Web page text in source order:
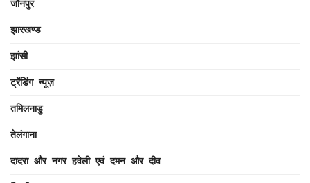
जौनपुर
झारखण्ड
झांसी
ट्रेंडिंग न्यूज़
तमिलनाडु
तेलंगाना
दादरा और नगर हवेली एवं दमन और दीव